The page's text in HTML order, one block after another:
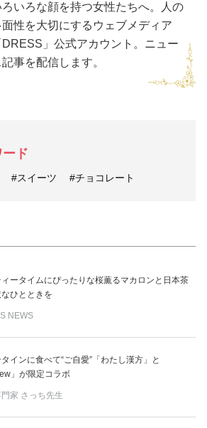
ろいろな顔を持つ女性たちへ。人の
面性を大切にするウェブメディア
DRESS」公式アカウント。ニュー
記事を配信します。
ド
#スイーツ #チョコレート
ータイムにぴったりな桜薫るマカロンと日本茶
ひとときを
NEWS
インに食べて“ご自愛”「わたし漢方」と
」が限定コラボ
家 さっち先生